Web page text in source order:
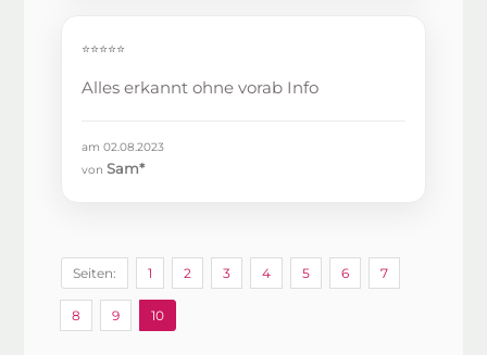
⭐⭐⭐⭐⭐
Alles erkannt ohne vorab Info
am 02.08.2023
vonSam*
Seiten: 1 2 3 4 5 6 7
8 9 10